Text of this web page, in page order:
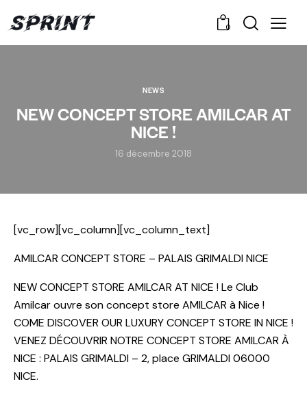
0
NEWS
NEW CONCEPT STORE AMILCAR AT
NICE !
16 décembre 2018
[vc_row][vc_column][vc_column_text]
AMILCAR CONCEPT STORE – PALAIS GRIMALDI NICE
NEW CONCEPT STORE AMILCAR AT NICE ! Le Club
Amilcar ouvre son concept store AMILCAR à Nice !
COME DISCOVER OUR LUXURY CONCEPT STORE IN NICE !
VENEZ DÉCOUVRIR NOTRE CONCEPT STORE AMILCAR À
NICE : PALAIS GRIMALDI – 2, place GRIMALDI 06000
NICE.